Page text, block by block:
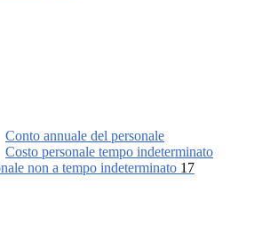
Conto annuale del personale
Costo personale tempo indeterminato
non a tempo indeterminato 17